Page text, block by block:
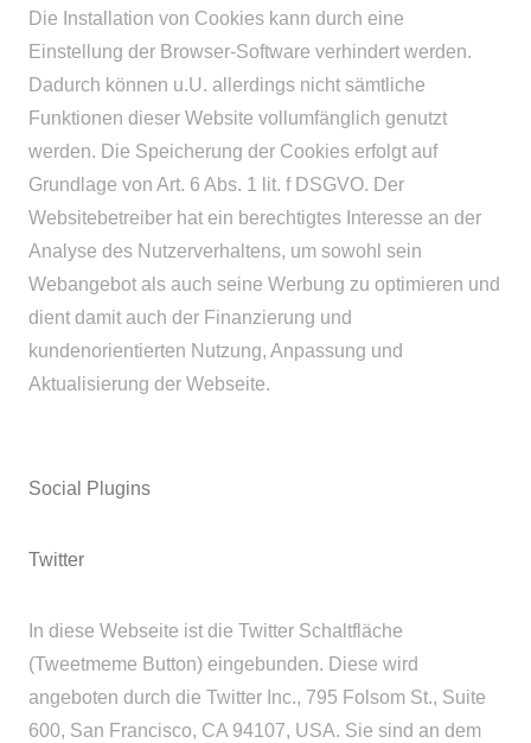
Die Installation von Cookies kann durch eine
Einstellung der Browser-Software verhindert werden.
Dadurch können u.U. allerdings nicht sämtliche
Funktionen dieser Website vollumfänglich genutzt
werden. Die Speicherung der Cookies erfolgt auf
Grundlage von Art. 6 Abs. 1 lit. f DSGVO. Der
Websitebetreiber hat ein berechtigtes Interesse an der
Analyse des Nutzerverhaltens, um sowohl sein
Webangebot als auch seine Werbung zu optimieren und
dient damit auch der Finanzierung und
kundenorientierten Nutzung, Anpassung und
Aktualisierung der Webseite.
Social Plugins
Twitter
In diese Webseite ist die Twitter Schaltfläche
(Tweetmeme Button) eingebunden. Diese wird
angeboten durch die Twitter Inc., 795 Folsom St., Suite
600, San Francisco, CA 94107, USA. Sie sind an dem